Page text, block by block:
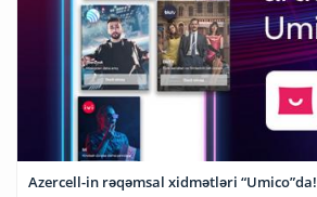
Azercell-in rəqəmsal xidmətləri “Umico”da!